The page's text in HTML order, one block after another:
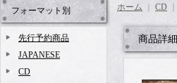
フォーマット別
先行予約商品
JAPANESE
CD
ホーム CD
商品詳細